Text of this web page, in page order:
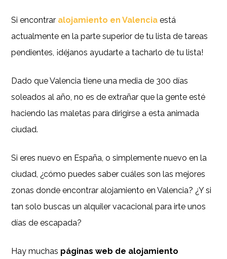
Si encontrar alojamiento en Valencia está
actualmente en la parte superior de tu lista de tareas
pendientes, ¡déjanos ayudarte a tacharlo de tu lista!
Dado que Valencia tiene una media de 300 días
soleados al año, no es de extrañar que la gente esté
haciendo las maletas para dirigirse a esta animada
ciudad.
Si eres nuevo en España, o simplemente nuevo en la
ciudad, ¿cómo puedes saber cuáles son las mejores
zonas donde encontrar alojamiento en Valencia? ¿Y si
tan solo buscas un alquiler vacacional para irte unos
días de escapada?
Hay muchas páginas web de alojamiento